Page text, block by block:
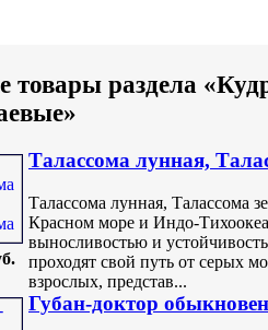
товары раздела
Талассома лунная,
Талассома лунная, Талассома
Красном море и Индо-
выносливостью и
проходят свой путь от серых
взрослых, представ...
Губан-доктор